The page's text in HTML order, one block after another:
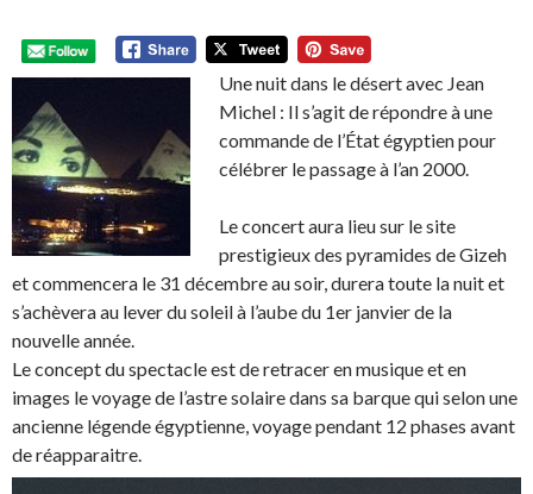
Une nuit dans le désert avec Jean
Michel : Il s’agit de répondre à une
commande de l’État égyptien pour
célébrer le passage à l’an 2000.
Le concert aura lieu sur le site
prestigieux des pyramides de Gizeh
et commencera le 31 décembre au soir, durera toute la nuit et
s’achèvera au lever du soleil à l’aube du 1er janvier de la
nouvelle année.
Le concept du spectacle est de retracer en musique et en
images le voyage de l’astre solaire dans sa barque qui selon une
ancienne légende égyptienne, voyage pendant 12 phases avant
de réapparaitre.